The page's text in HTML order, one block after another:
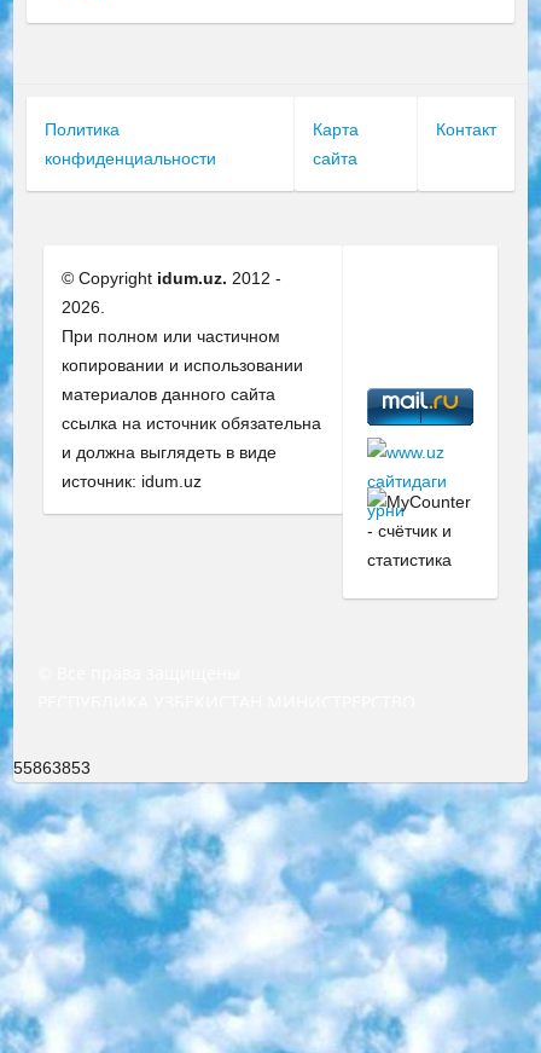
Политика
конфиденциальности
Карта
сайта
Контакт
© Copyright idum.uz. 2012 -
2026.
При полном или частичном
копировании и использовании
материалов данного сайта
ссылка на источник обязательна
и должна выглядеть в виде
источник: idum.uz
55863853